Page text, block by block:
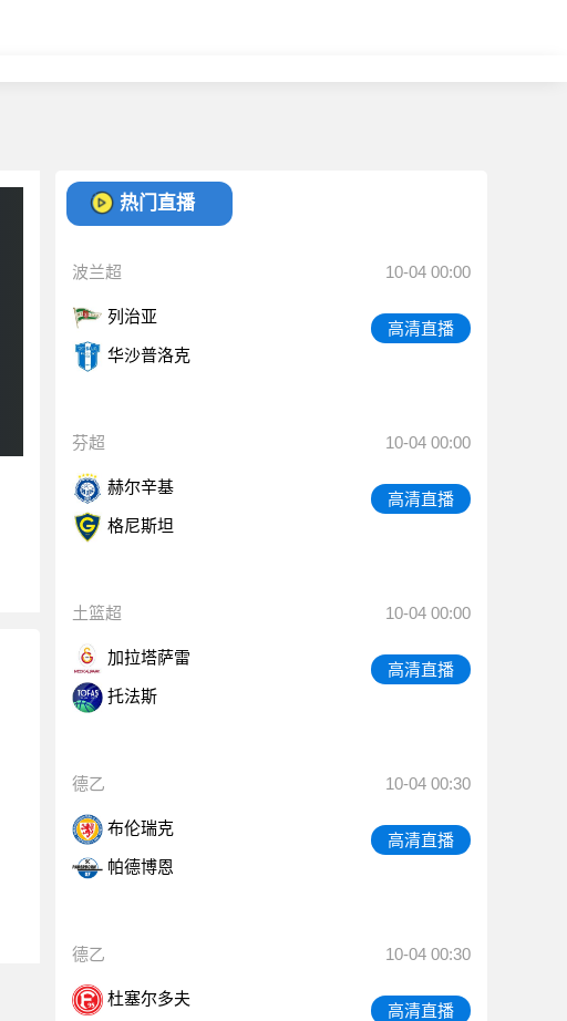
热门直播
波兰超 10-04 00:00
列治亚
华沙普洛克
高清直播
芬超 10-04 00:00
赫尔辛基
格尼斯坦
高清直播
土篮超 10-04 00:00
加拉塔萨雷
托法斯
高清直播
德乙 10-04 00:30
布伦瑞克
帕德博恩
高清直播
德乙 10-04 00:30
杜塞尔多夫
高清直播